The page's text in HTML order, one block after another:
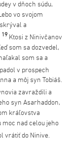
v dňoch súdu,
vo svojom
a
19 Ktosi z Ninivčanov
som sa dozvedel,
som sa a
v prospech
a môj syn Tobiáš.
zavraždili a
syn Asarhaddon,
kráľovstva
nad celou jeho
vrátiť do Ninive.